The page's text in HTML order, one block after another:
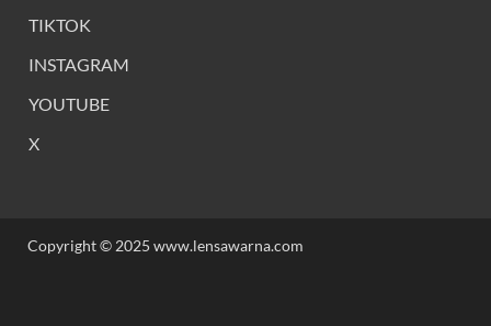
TIKTOK
INSTAGRAM
YOUTUBE
X
Copyright © 2025 www.lensawarna.com